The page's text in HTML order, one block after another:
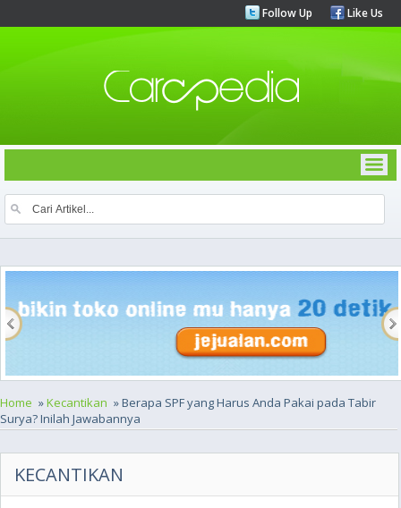
Follow Up Like Us
Home »Kecantikan » Berapa SPF yang Harus Anda Pakai pada Tabir
Surya? Inilah Jawabannya
KECANTIKAN